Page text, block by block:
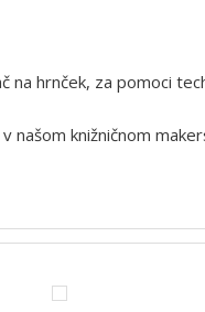
hrnček, za pomoci
knižničnom